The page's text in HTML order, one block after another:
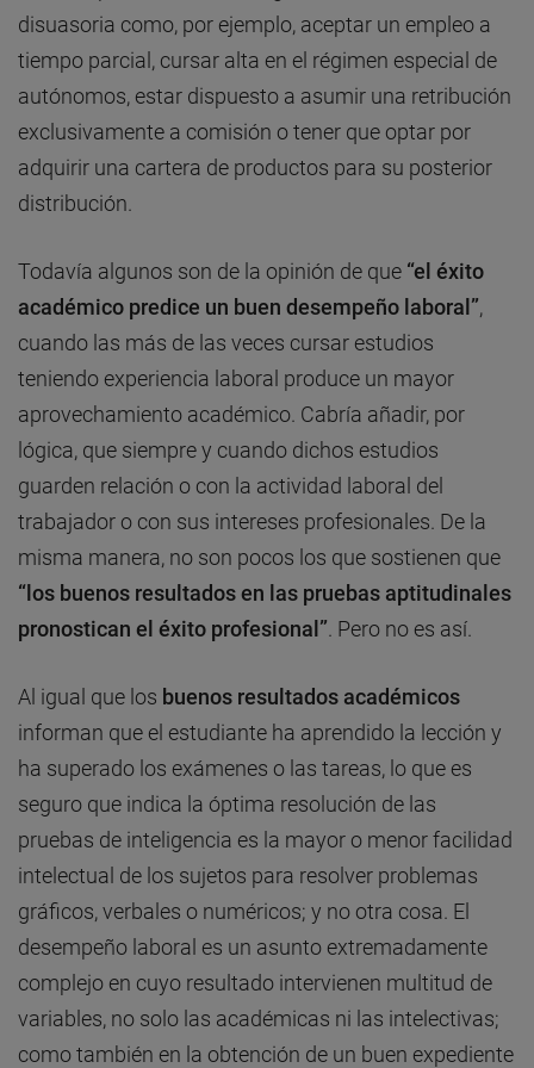
disuasoria como, por ejemplo, aceptar un empleo a
tiempo parcial, cursar alta en el régimen especial de
autónomos, estar dispuesto a asumir una retribución
exclusivamente a comisión o tener que optar por
adquirir una cartera de productos para su posterior
distribución.
Todavía algunos son de la opinión de que “el éxito
académico predice un buen desempeño laboral”,
cuando las más de las veces cursar estudios
teniendo experiencia laboral produce un mayor
aprovechamiento académico. Cabría añadir, por
lógica, que siempre y cuando dichos estudios
guarden relación o con la actividad laboral del
trabajador o con sus intereses profesionales. De la
misma manera, no son pocos los que sostienen que
“los buenos resultados en las pruebas aptitudinales
pronostican el éxito profesional”. Pero no es así.
Al igual que los buenos resultados académicos
informan que el estudiante ha aprendido la lección y
ha superado los exámenes o las tareas, lo que es
seguro que indica la óptima resolución de las
pruebas de inteligencia es la mayor o menor facilidad
intelectual de los sujetos para resolver problemas
gráficos, verbales o numéricos; y no otra cosa. El
desempeño laboral es un asunto extremadamente
complejo en cuyo resultado intervienen multitud de
variables, no solo las académicas ni las intelectivas;
como también en la obtención de un buen expediente